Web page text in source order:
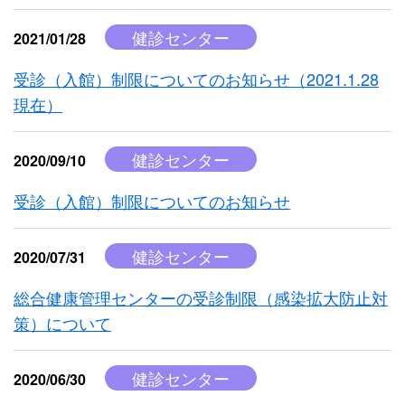
2021/01/28
健診センター
受診（入館）制限についてのお知らせ（2021.1.28
現在）
2020/09/10
健診センター
受診（入館）制限についてのお知らせ
2020/07/31
健診センター
総合健康管理センターの受診制限（感染拡大防止対
策）について
2020/06/30
健診センター